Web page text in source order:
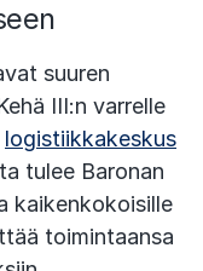
suuren
III:n varrelle
logistiikkakeskus
tulee Baronan
kaikenkokoisille
toimintaansa